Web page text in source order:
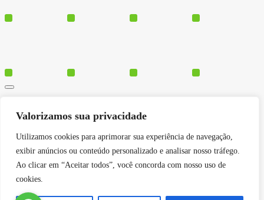
Valorizamos sua privacidade
Utilizamos cookies para aprimorar sua experiência de navegação,
exibir anúncios ou conteúdo personalizado e analisar nosso tráfego.
Ao clicar em “Aceitar todos”, você concorda com nosso uso de
cookies.
Polos
Institucional